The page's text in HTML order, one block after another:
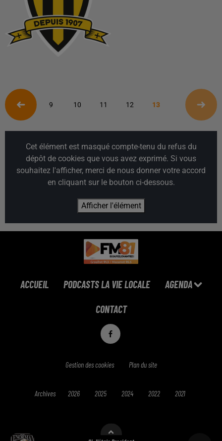
9 10 11 12 13
Cet élément est masqué compte-tenu du refus du
dépôt de cookies que vous avez exprimé. Si vous
souhaitez l'afficher, merci de nous donner votre accord
en cliquant sur le bouton ci-dessous.
Afficher l'élément
ACCUEIL PODCASTS LA VIE LOCALE AGENDA
CONTACT
Gestion des cookies Plan du site
Archives 2026 2025 2024 2022 2021